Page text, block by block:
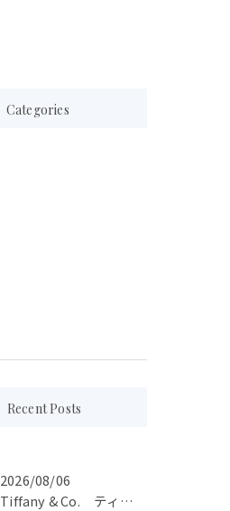
Categories
Recent Posts
2026/08/06
【Tiffany & Co. ティファニー】買取 大吉盛岡店 アクセサリー買取しました！！